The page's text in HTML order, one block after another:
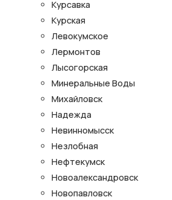
Курсавка
Курская
Левокумское
Лермонтов
Лысогорская
Минеральные Воды
Михайловск
Надежда
Невинномысск
Незлобная
Нефтекумск
Новоалександровск
Новопавловск